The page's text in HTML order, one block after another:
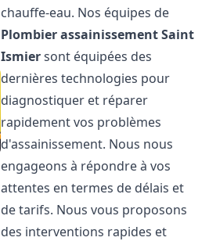
chauffe-eau. Nos équipes de
Plombier assainissementSaint
Ismiersont équipées des
dernières technologies pour
diagnostiquer et réparer
rapidement vos problèmes
d'assainissement. Nous nous
engageons à répondre à vos
attentes en termes de délais et
de tarifs. Nous vous proposons
des interventions rapides et